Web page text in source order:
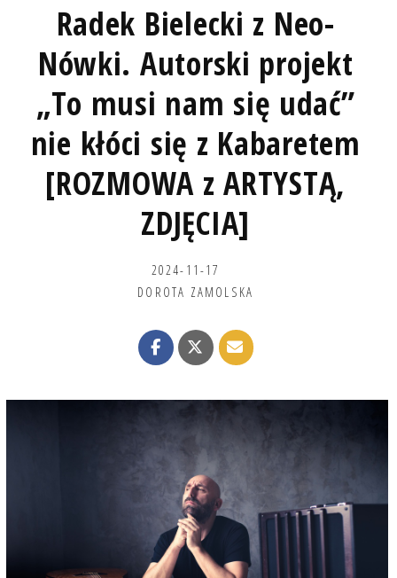
Radek Bielecki z Neo-
Nówki. Autorski projekt
„To musi nam się udać”
nie kłóci się z Kabaretem
[ROZMOWA z ARTYSTĄ,
ZDJĘCIA]
2024-11-17
DOROTA ZAMOLSKA